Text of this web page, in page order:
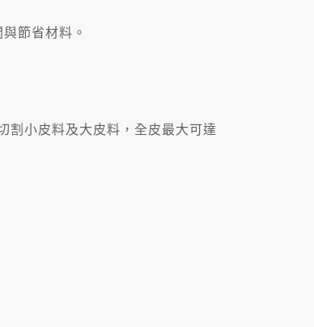
節省材料。
割小皮料及大皮料，全皮最大可達